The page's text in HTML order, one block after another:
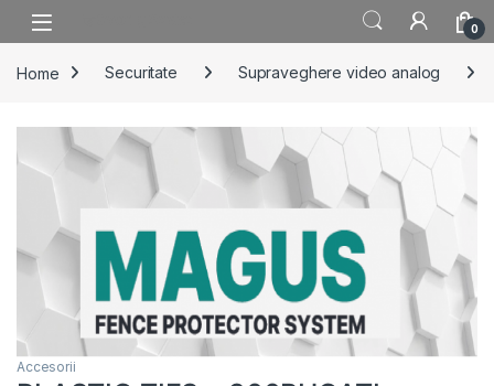
Skip to navigation
Skip to content
0
Home Securitate Supraveghere video analog
Accesorii